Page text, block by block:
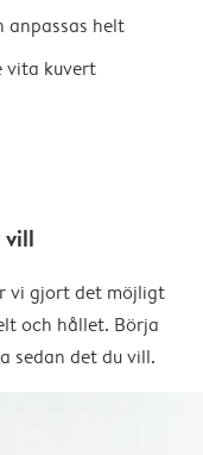
anpassas helt
vita kuvert
vill
vi gjort det möjligt
och hållet. Börja
sedan det du vill.